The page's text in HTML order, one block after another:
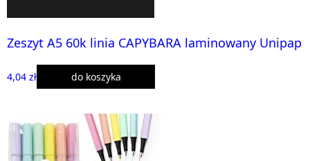
Zeszyt A5 60k linia CAPYBARA laminowany Unipap
4,04 zł do koszyka